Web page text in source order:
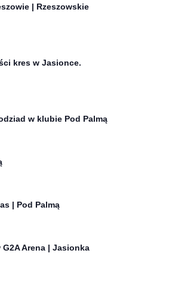
| Rzeszowskie
kres w Jasionce.
w klubie Pod Palmą
| Pod Palmą
Arena | Jasionka